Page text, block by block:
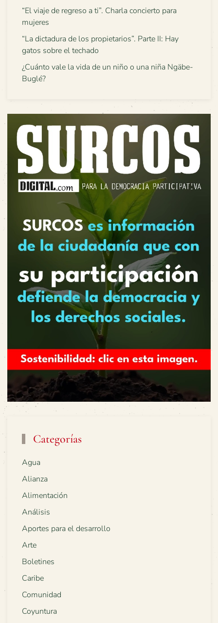
“El viaje de regreso a ti”. Charla concierto para
mujeres
“La dictadura de los propietarios”. Parte II: Hay
gatos sobre el techado
¿Cuánto vale la vida de un niño o una niña Ngäbe-
Buglé?
Categorías
Agua
Alianza
Alimentación
Análisis
Aportes para el desarrollo
Arte
Boletines
Caribe
Comunidad
Coyuntura